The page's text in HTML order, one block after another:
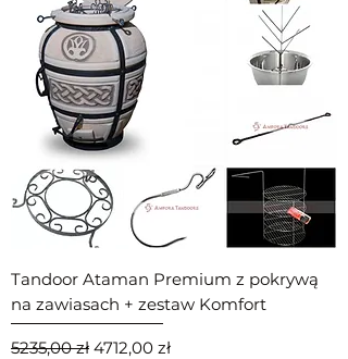
Tandoor Ataman Premium z pokrywą
na zawiasach + zestaw Komfort
Regularna cena
5235,00 zł Cena rabatowa
4712,00 zł